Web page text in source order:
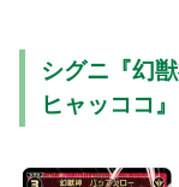
シグニ『幻
ヒャッココ